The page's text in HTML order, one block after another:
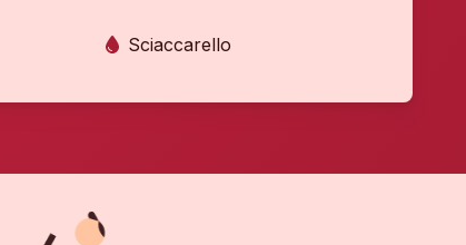
Sciaccarello